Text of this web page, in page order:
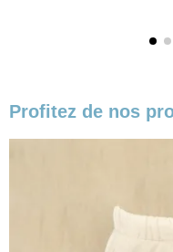
Profitez de nos